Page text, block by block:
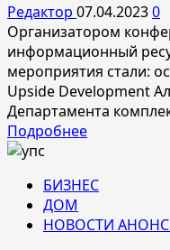
Редактор 07.04.20230
Организатором
информационный
мероприятия стали:
Upside Development
Департамента
ПодробнееПрочитать
Основатель
владелец
БИЗНЕС
ДОМ
НОВОСТИ